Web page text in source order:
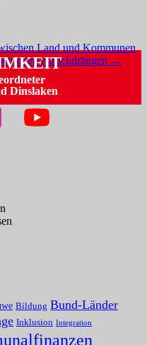
Land und Kommunen
zurückdrängen →
Dinslaken
Bildung Bund-Länder
Inklusion Integration